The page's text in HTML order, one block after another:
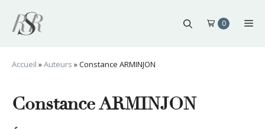
contenu
0
Accueil »Auteurs »Constance ARMINJON
Constance ARMINJON